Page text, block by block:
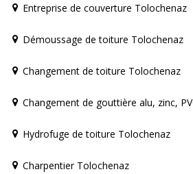
Entreprise de couverture Tolochenaz
Démoussage de toiture Tolochenaz
Changement de toiture Tolochenaz
Changement de gouttière alu, zinc,
Hydrofuge de toiture Tolochenaz
Charpentier Tolochenaz